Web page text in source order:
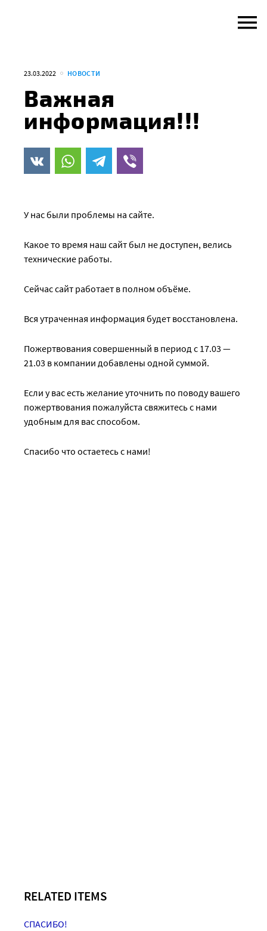
23.03.2022 НОВОСТИ
Важная
информация!!!
У нас были проблемы на сайте.
Какое то время наш сайт был не доступен, велись
технические работы.
Сейчас сайт работает в полном объёме.
Вся утраченная информация будет восстановлена.
Пожертвования совершенный в период с 17.03 —
21.03 в компании добавлены одной суммой.
Если у вас есть желание уточнить по поводу вашего
пожертвования пожалуйста свяжитесь с нами
удобным для вас способом.
Спасибо что остаетесь с нами!
RELATED ITEMS
СПАСИБО!